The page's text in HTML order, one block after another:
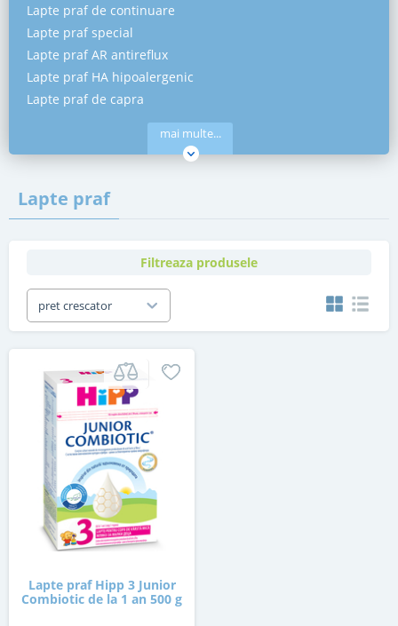
Lapte praf de continuare
Lapte praf special
Lapte praf AR antireflux
Lapte praf HA hipoalergenic
Lapte praf de capra
mai multe...
Lapte praf
Filtreaza produsele
pret crescator
Lapte praf Hipp 3 Junior
Combiotic de la 1 an 500 g